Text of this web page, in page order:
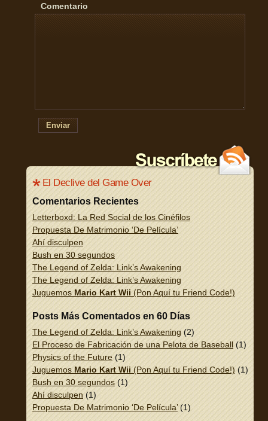
Comentario
Enviar
El Declive del Game Over
Comentarios Recientes
Letterboxd: La Red Social de los Cinéfilos
Propuesta De Matrimonio ‘De Película’
Ahí disculpen
Bush en 30 segundos
The Legend of Zelda: Link’s Awakening
The Legend of Zelda: Link’s Awakening
Juguemos Mario Kart Wii (Pon Aquí tu Friend Code!)
Posts Más Comentados en 60 Días
The Legend of Zelda: Link’s Awakening (2)
El Proceso de Fabricación de una Pelota de Baseball (1)
Physics of the Future (1)
Juguemos Mario Kart Wii (Pon Aquí tu Friend Code!) (1)
Bush en 30 segundos (1)
Ahí disculpen (1)
Propuesta De Matrimonio ‘De Película’(1)